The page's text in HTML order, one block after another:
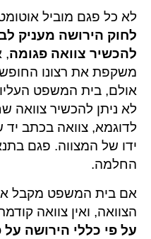
לא כל פגם מוביל
לחוק הירושה מעניק
להכשיר צוואה פגומה,
משקפת את רצונו
לא ניתן להכשיר צוואה
לדוגמא, צוואה בכתב
ידו של המצווה. פגם
החלמה.
אם בית המשפט מקבל
הצוואה, ואין צוואה
על פי כללי הירושה על